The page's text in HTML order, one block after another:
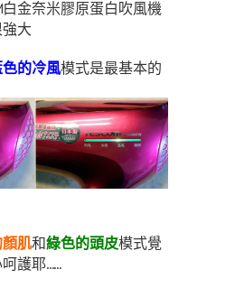
白金奈米膠原蛋白吹風機
大
色的冷風模式是最基本的
肌和綠色的頭皮模式覺
護耶……